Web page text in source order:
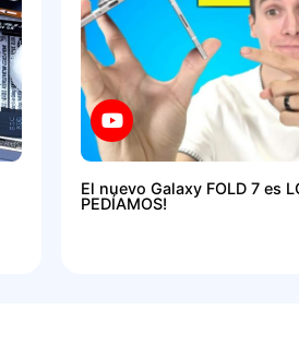
El nuevo Galaxy FOLD 7 es
PEDÍAMOS!